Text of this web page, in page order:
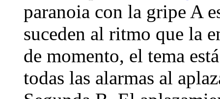
paranoia con la gripe A
suceden al ritmo que la
de momento, el tema
todas las alarmas al